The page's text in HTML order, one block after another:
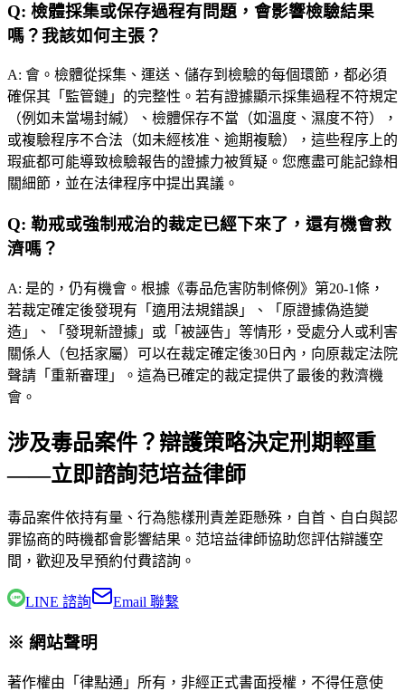
Q: 檢體採集或保存過程有問題，會影響檢驗結果
嗎？我該如何主張？
A: 會。檢體從採集、運送、儲存到檢驗的每個環節，都必須
確保其「監管鏈」的完整性。若有證據顯示採集過程不符規定
（例如未當場封緘）、檢體保存不當（如溫度、濕度不符），
或複驗程序不合法（如未經核准、逾期複驗），這些程序上的
瑕疵都可能導致檢驗報告的證據力被質疑。您應盡可能記錄相
關細節，並在法律程序中提出異議。
Q: 勒戒或強制戒治的裁定已經下來了，還有機會救
濟嗎？
A: 是的，仍有機會。根據《毒品危害防制條例》第20-1條，
若裁定確定後發現有「適用法規錯誤」、「原證據偽造變
造」、「發現新證據」或「被誣告」等情形，受處分人或利害
關係人（包括家屬）可以在裁定確定後30日內，向原裁定法院
聲請「重新審理」。這為已確定的裁定提供了最後的救濟機
會。
涉及毒品案件？辯護策略決定刑期輕重
——立即諮詢范培益律師
毒品案件依持有量、行為態樣刑責差距懸殊，自首、自白與認
罪協商的時機都會影響結果。 范培益律師協助您評估辯護空
間，歡迎及早預約付費諮詢。
LINE 諮詢 Email 聯繫
※ 網站聲明
著作權由「律點通」所有，非經正式書面授權，不得任意使